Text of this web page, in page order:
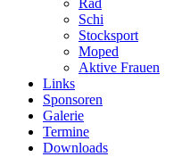
Rad
Schi
Stocksport
Moped
Aktive Frauen
Links
Sponsoren
Galerie
Termine
Downloads